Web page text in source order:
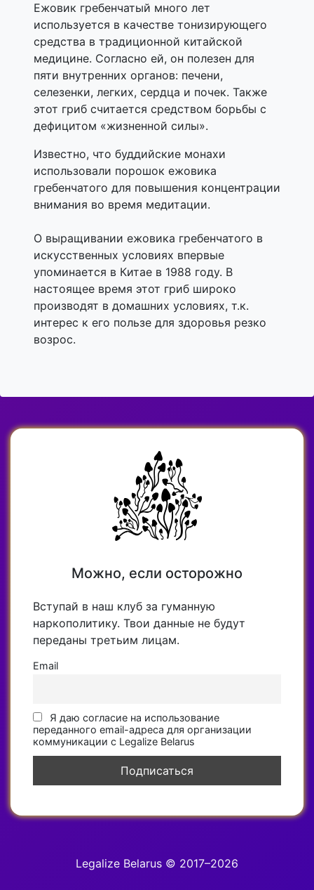
Ежовик гребенчатый много лет
используется в качестве тонизирующего
средства в традиционной китайской
медицине. Согласно ей, он полезен для
пяти внутренних органов: печени,
селезенки, легких, сердца и почек. Также
этот гриб считается средством борьбы с
дефицитом «жизненной силы».
Известно, что буддийские монахи
использовали порошок ежовика
гребенчатого для повышения концентрации
внимания во время медитации.
О выращивании ежовика гребенчатого в
искусственных условиях впервые
упоминается в Китае в 1988 году. В
настоящее время этот гриб широко
производят в домашних условиях, т.к.
интерес к его пользе для здоровья резко
возрос.
Можно, если осторожно
Вступай в наш клуб за гуманную
наркополитику. Твои данные не будут
переданы третьим лицам.
Email
Я даю согласие на использование
переданного email-адреса для организации
коммуникации с Legalize Belarus
Legalize Belarus © 2017–2026